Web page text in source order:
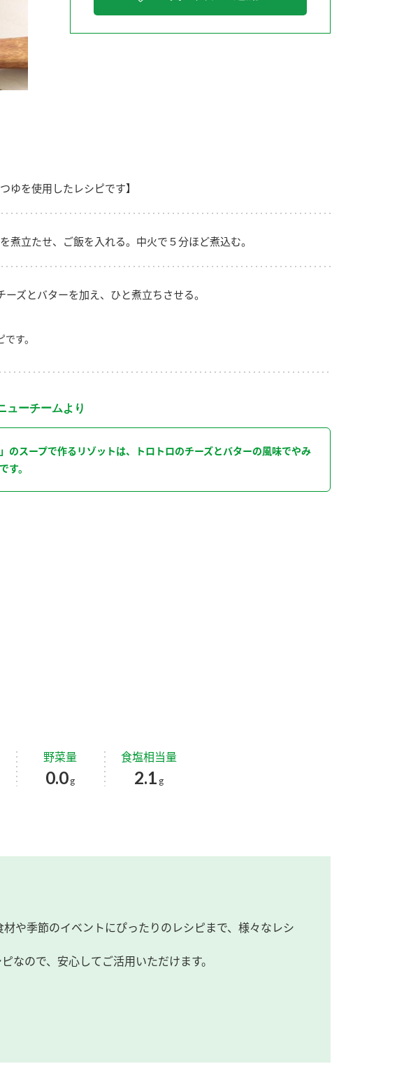
ゆを使用したレシピです】
煮立たせ、ご飯を入れる。中火で５分ほど煮込む。
ーズとバターを加え、ひと煮立ちさせる。
す。
ューチームより
のスープで作るリゾットは、トロトロのチーズとバターの風味でやみ
す。
野菜量
0.0g
食塩相当量
2.1 g
や季節のイベントにぴったりのレシピまで、様々なレシ
なので、安心してご活用いただけます。